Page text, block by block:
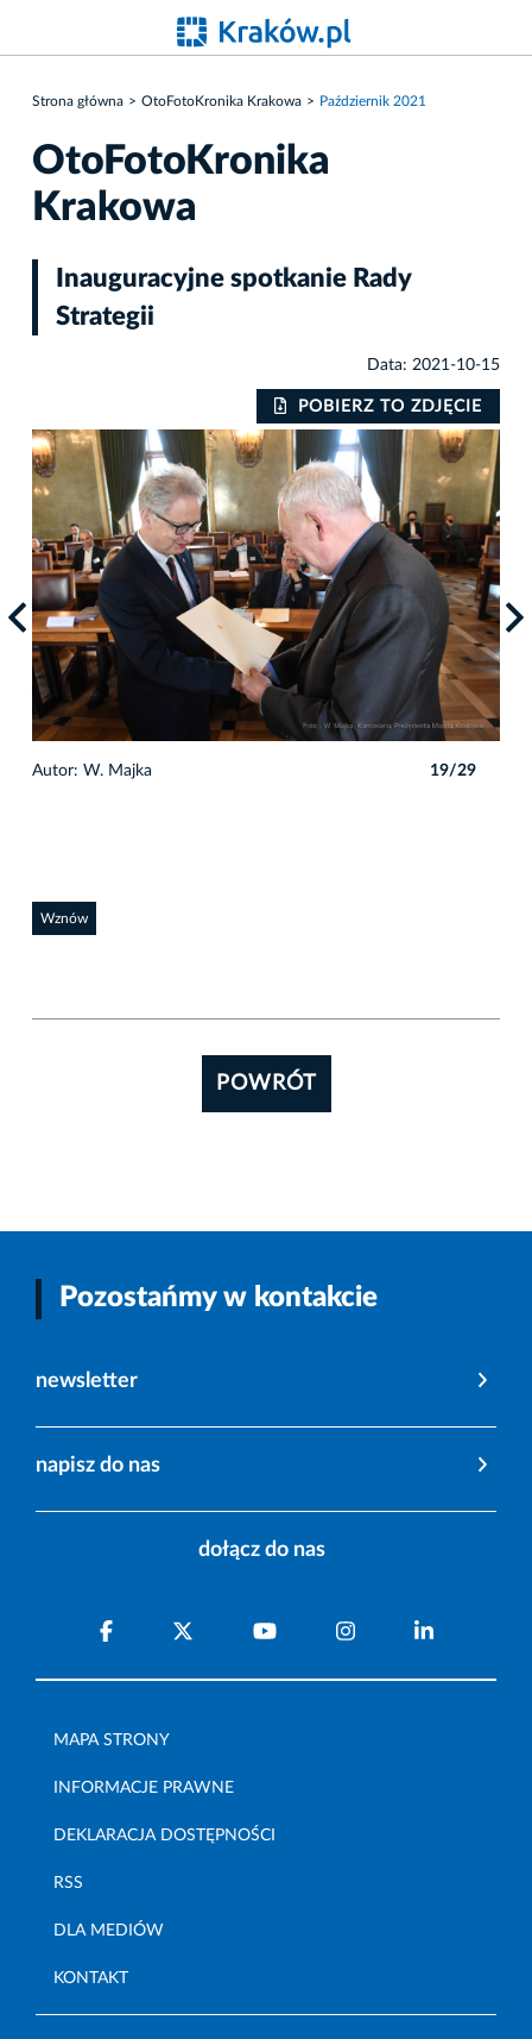
Strona główna OtoFotoKronika Krakowa Październik 2021
OtoFotoKronika
Krakowa
Inauguracyjne spotkanie Rady
Strategii
Data: 2021-10-15
POBIERZ TO ZDJĘCIE
Autor: W. Majka 19/29
Wznów
POWRÓT
Pozostańmy w kontakcie
newsletter
napisz do nas
dołącz do nas
MAPA STRONY
INFORMACJE PRAWNE
DEKLARACJA DOSTĘPNOŚCI
RSS
DLA MEDIÓW
KONTAKT